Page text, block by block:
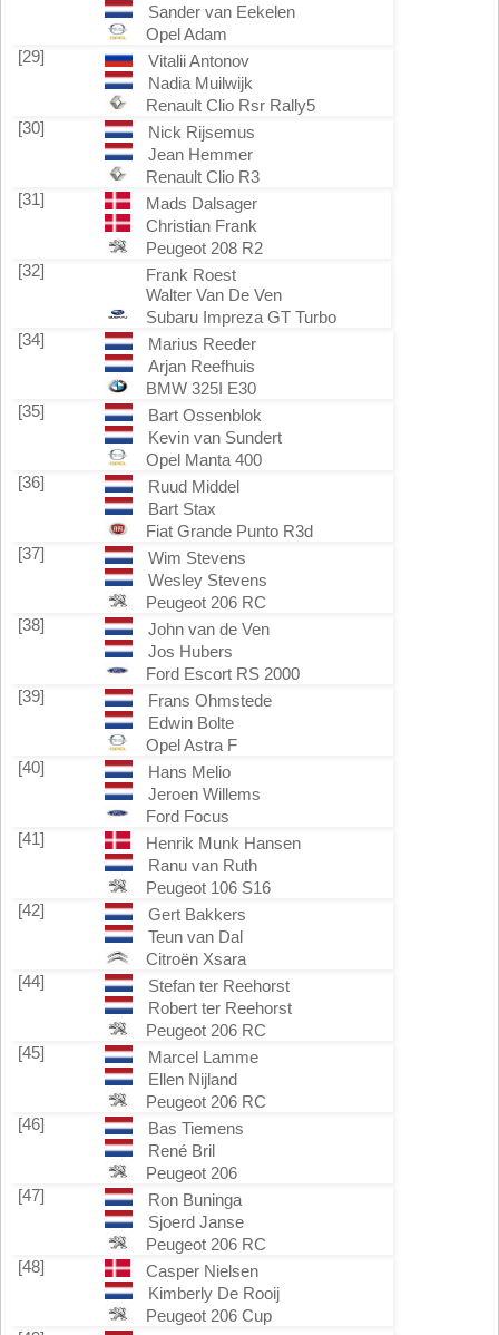
Sander van Eekelen
Opel Adam
[29]
Vitalii Antonov
Nadia Muilwijk
Renault Clio Rsr Rally5
[30]
Nick Rijsemus
Jean Hemmer
Renault Clio R3
[31]
Mads Dalsager
Christian Frank
Peugeot 208 R2
[32]
Frank Roest
Walter Van De Ven
Subaru Impreza GT Turbo
[34]
Marius Reeder
Arjan Reefhuis
BMW 325I E30
[35]
Bart Ossenblok
Kevin van Sundert
Opel Manta 400
[36]
Ruud Middel
Bart Stax
Fiat Grande Punto R3d
[37]
Wim Stevens
Wesley Stevens
Peugeot 206 RC
[38]
John van de Ven
Jos Hubers
Ford Escort RS 2000
[39]
Frans Ohmstede
Edwin Bolte
Opel Astra F
[40]
Hans Melio
Jeroen Willems
Ford Focus
[41]
Henrik Munk Hansen
Ranu van Ruth
Peugeot 106 S16
[42]
Gert Bakkers
Teun van Dal
Citroën Xsara
[44]
Stefan ter Reehorst
Robert ter Reehorst
Peugeot 206 RC
[45]
Marcel Lamme
Ellen Nijland
Peugeot 206 RC
[46]
Bas Tiemens
René Bril
Peugeot 206
[47]
Ron Buninga
Sjoerd Janse
Peugeot 206 RC
[48]
Casper Nielsen
Kimberly De Rooij
Peugeot 206 Cup